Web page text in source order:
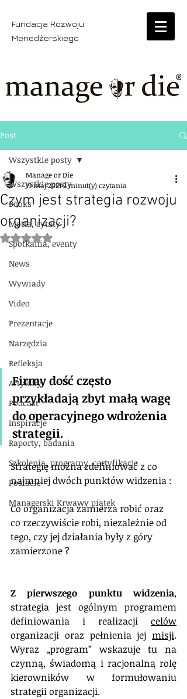
Fundacja Rozwoju
Menedżerskiego
Post
Wszystkie posty
Books
Motta, cytaty
Spotkania, eventy
News
Wywiady
Video
Prezentacje
Narzędzia
Refleksja
Artykuły
Podcast
Inspiracje
Raporty, badania
Szkolenia, programy, certyfikacje
Postacie
Managerski Krwawy piątek
Wszystkie posty
Czym jest strategia rozwoju
organizacji?
Manage or Die
19 maj 20212 minut(y) czytania
Oceniono na NaN z 5 gwiazdek.
Firmy dość często
przykładają zbyt małą wagę
do operacyjnego wdrożenia
strategii.
Strategię można zdefiniować z co
najmniej dwóch punktów widzenia :
Co organizacja zamierza robić oraz
co rzeczywiście robi, niezależnie od
tego, czy jej działania były z góry
zamierzone ?
Z pierwszego punktu widzenia,
strategia jest ogólnym programem
definiowania i realizacji celów
organizacji oraz pełnienia jej misji.
Wyraz „program” wskazuje tu na
czynną, świadomą i racjonalną rolę
kierowników w formułowaniu
strategii organizacji.